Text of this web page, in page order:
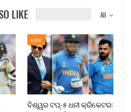
All
LIKE
ଖେଳ
ବିଶ୍ୱର ଟପ୍-୫ ଧନୀ କ୍ରିକେଟର: